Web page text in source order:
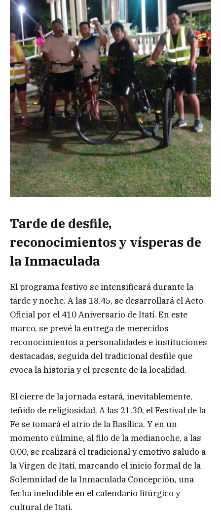
Tarde de desfile,
reconocimientos y vísperas de
la Inmaculada
El programa festivo se intensificará durante la
tarde y noche. A las 18.45, se desarrollará el Acto
Oficial por el 410 Aniversario de Itatí. En este
marco, se prevé la entrega de merecidos
reconocimientos a personalidades e instituciones
destacadas, seguida del tradicional desfile que
evoca la historia y el presente de la localidad.
El cierre de la jornada estará, inevitablemente,
teñido de religiosidad. A las 21.30, el Festival de la
Fe se tomará el atrio de la Basílica. Y en un
momento cúlmine, al filo de la medianoche, a las
0.00, se realizará el tradicional y emotivo saludo a
la Virgen de Itatí, marcando el inicio formal de la
Solemnidad de la Inmaculada Concepción, una
fecha ineludible en el calendario litúrgico y
cultural de Itatí.